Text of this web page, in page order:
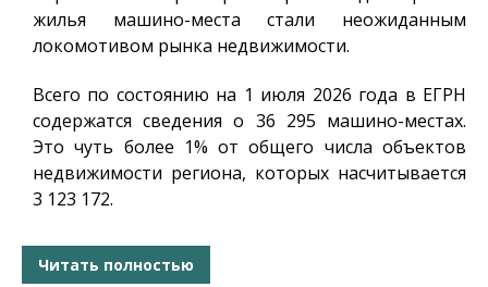
жилья машино-места стали неожиданным
локомотивом рынка недвижимости.
Всего по состоянию на 1 июля 2026 года в ЕГРН
содержатся сведения о 36 295 машино-местах.
Это чуть более 1% от общего числа объектов
недвижимости региона, которых насчитывается
3 123 172.
Читать полностью